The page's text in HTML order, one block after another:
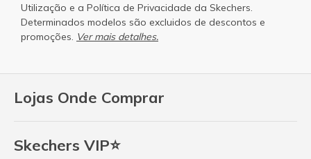
Lojas Onde Comprar
Skechers VIP⭐
Utilização e a Política de Privacidade da Skechers.
Determinados modelos são excluidos de descontos e
promoções. Ver mais detalhes.